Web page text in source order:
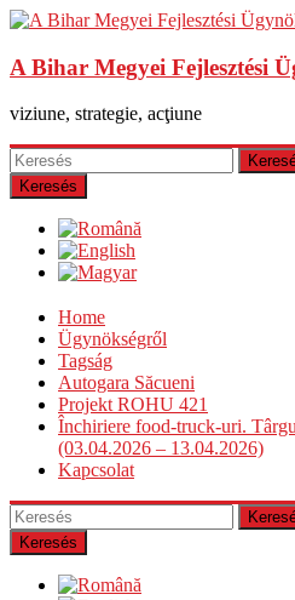
A Bihar Megyei Fejlesztési
viziune, strategie, acţiune
Home
Ügynökségről
Tagság
Autogara Săcueni
Projekt ROHU 421
Închiriere food-truck-uri.
(03.04.2026 – 13.04.2026)
Kapcsolat